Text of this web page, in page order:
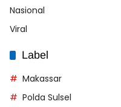
Nasional
Viral
Label
Makassar
Polda Sulsel